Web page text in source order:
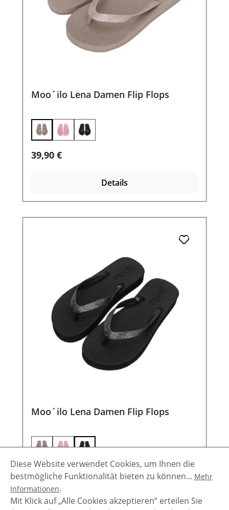
Moo´ilo Lena Damen Flip Flops
Regulärer Preis:
39,90 €
Details
Moo´ilo Lena Damen Flip Flops
Regulärer Preis:
39,90 €
Details
Diese Website verwendet Cookies, um Ihnen die
bestmögliche Funktionalität bieten zu können... Mehr
Informationen.
Mit Klick auf „Alle Cookies akzeptieren“ erteilen Sie